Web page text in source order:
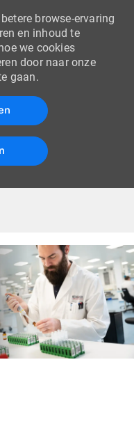
browse-ervaring
en inhoud te
we cookies
door naar onze
gaan.